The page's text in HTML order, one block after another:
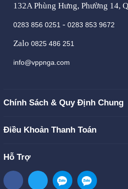
132A Phùng Hưng, Phường 14,
0283 856 0251 - 0283 853 9672
Zalo 0825 486 251
info@vppnga.com
Chính Sách & Quy Định Chung
Điều Khoản Thanh Toán
Hỗ Trợ